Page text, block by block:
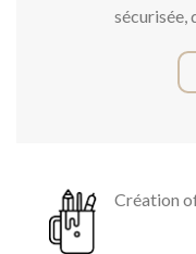
sécurisée,
Création